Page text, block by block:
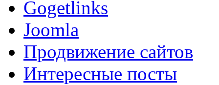
Gogetlinks
Joomla
Продвижение сайтов
Интересные посты